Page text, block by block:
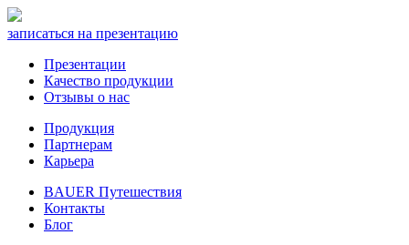
записаться на презентацию
Презентации
Качество продукции
Отзывы о нас
Продукция
Партнерам
Карьера
BAUER Путешествия
Контакты
Блог